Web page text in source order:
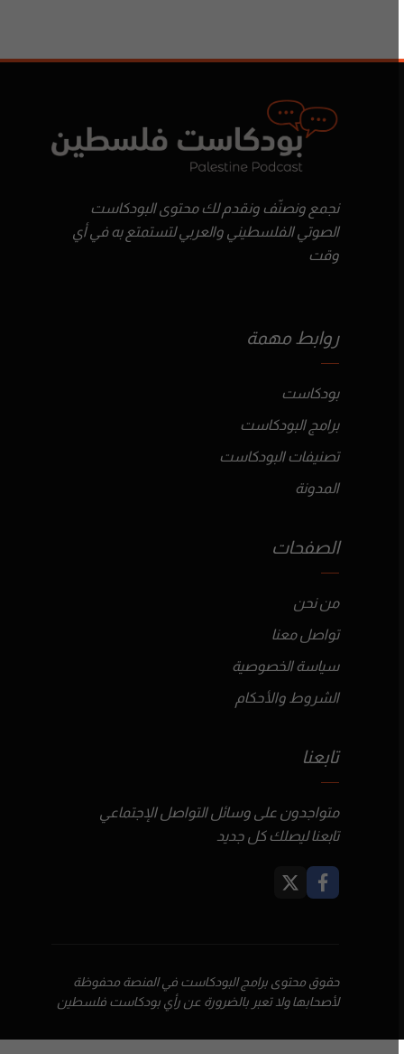
نجمع ونصنّف ونقدم لك محتوى البودكاست
الصوتي الفلسطيني والعربي لتستمتع به في أي
وقت
روابط مهمة
بودكاست
برامج البودكاست
تصنيفات البودكاست
المدونة
الصفحات
من نحن
تواصل معنا
سياسة الخصوصية
الشروط والأحكام
تابعنا
متواجدون على وسائل التواصل الإجتماعي
تابعنا ليصلك كل جديد
حقوق محتوى برامج البودكاست في المنصة محفوظة
لأصحابها ولا تعبر بالضرورة عن رأي بودكاست فلسطين